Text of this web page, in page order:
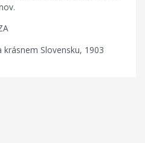
krásnem Slovensku, 1903